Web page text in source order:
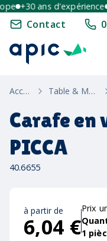
+30 ans d'expérience
Contact
Accueil Table & Maison
Carafe en
PICCA
40.6655
à partir de
6,04 €
Prix
1